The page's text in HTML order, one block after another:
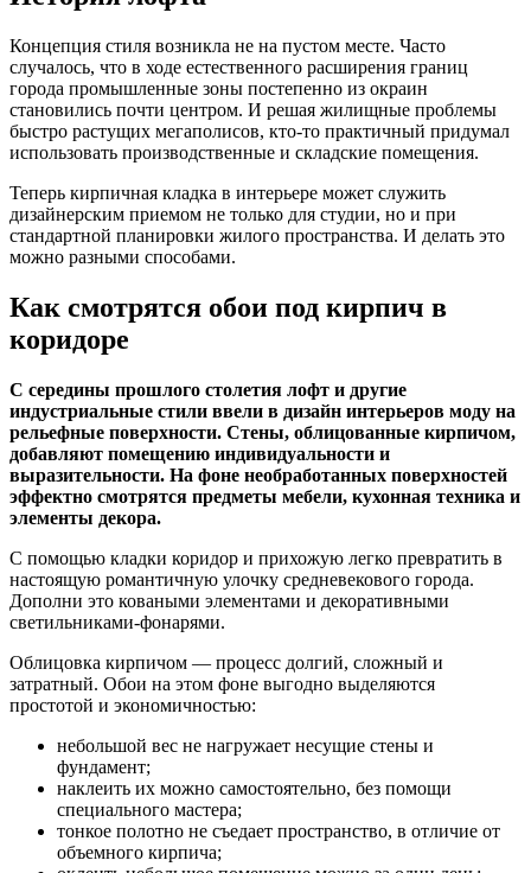
Концепция стиля возникла не на пустом месте. Часто
случалось, что в ходе естественного расширения границ
города промышленные зоны постепенно из окраин
становились почти центром. И решая жилищные проблемы
быстро растущих мегаполисов, кто-то практичный придумал
использовать производственные и складские помещения.
Теперь кирпичная кладка в интерьере может служить
дизайнерским приемом не только для студии, но и при
стандартной планировки жилого пространства. И делать это
можно разными способами.
Как смотрятся обои под кирпич в
коридоре
С середины прошлого столетия лофт и другие
индустриальные стили ввели в дизайн интерьеров моду на
рельефные поверхности. Стены, облицованные кирпичом,
добавляют помещению индивидуальности и
выразительности. На фоне необработанных поверхностей
эффектно смотрятся предметы мебели, кухонная техника и
элементы декора.
С помощью кладки коридор и прихожую легко превратить в
настоящую романтичную улочку средневекового города.
Дополни это коваными элементами и декоративными
светильниками-фонарями.
Облицовка кирпичом — процесс долгий, сложный и
затратный. Обои на этом фоне выгодно выделяются
простотой и экономичностью:
небольшой вес не нагружает несущие стены и
фундамент;
наклеить их можно самостоятельно, без помощи
специального мастера;
тонкое полотно не съедает пространство, в отличие от
объемного кирпича;